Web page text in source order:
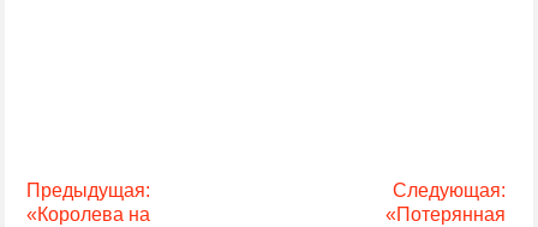
Предыдущая:
«Королева на
Следующая:
«Потерянная